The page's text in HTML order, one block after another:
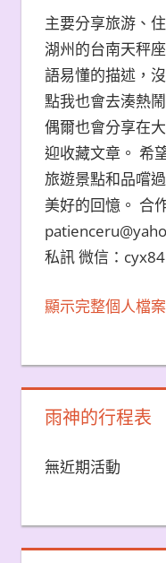
主要分享旅游、
湖州的台南天秤
語易懂的描述，
點我也會去湊熱
偶爾也會分享在
迎收藏文章。 希
旅遊景點和品嚐
美好的回憶。 合
私訊 微信：
顯示完整個人檔
雨神的行程表
無近期活動